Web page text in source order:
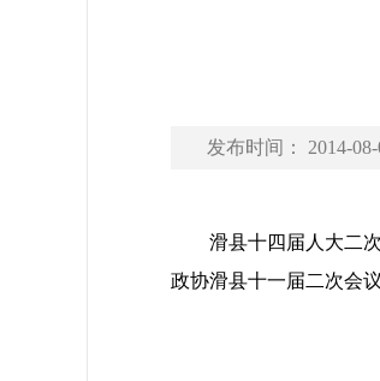
发布时间： 2014-
滑县十四届人大二
政协滑县十一届二次会议